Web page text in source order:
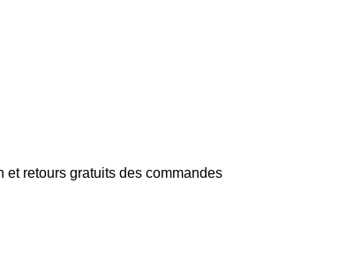
et retours gratuits des commandes